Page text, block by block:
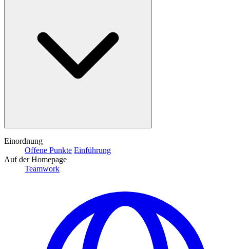
Einordnung
Offene Punkte Einführung
Auf der Homepage
Teamwork